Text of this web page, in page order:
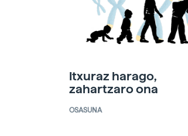
Itxuraz harago,
zahartzaro ona
OSASUNA